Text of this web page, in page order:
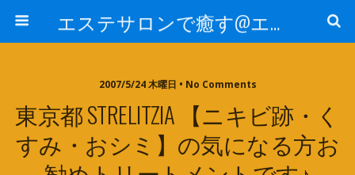
エステサロンで癒す@エステ～全国エステ情報
2007/5/24 木曜日 • No Comments
東京都 STRELITZIA 【ニキビ跡・く
すみ・おシミ】の気になる方お